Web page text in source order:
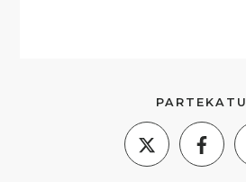
PARTEKATU